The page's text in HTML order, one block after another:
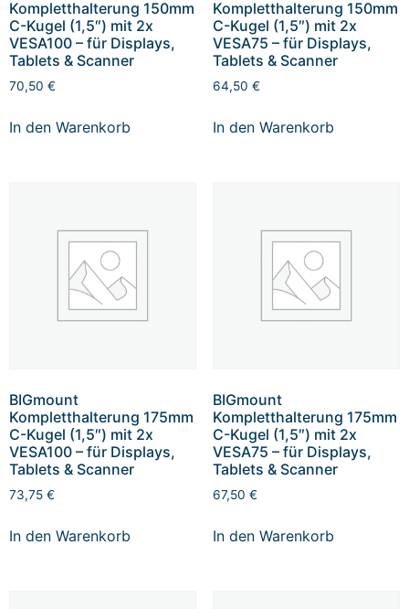
Kompletthalterung 150mm
C-Kugel (1,5″) mit 2x
VESA100 – für Displays,
Tablets & Scanner
70,50 €
In den Warenkorb
Kompletthalterung 150mm
C-Kugel (1,5″) mit 2x
VESA75 – für Displays,
Tablets & Scanner
64,50 €
In den Warenkorb
BIGmount
Kompletthalterung 175mm
C-Kugel (1,5″) mit 2x
VESA100 – für Displays,
Tablets & Scanner
73,75 €
In den Warenkorb
BIGmount
Kompletthalterung 175mm
C-Kugel (1,5″) mit 2x
VESA75 – für Displays,
Tablets & Scanner
67,50 €
In den Warenkorb